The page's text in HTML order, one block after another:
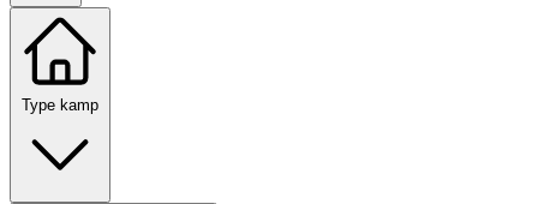
Type kamp